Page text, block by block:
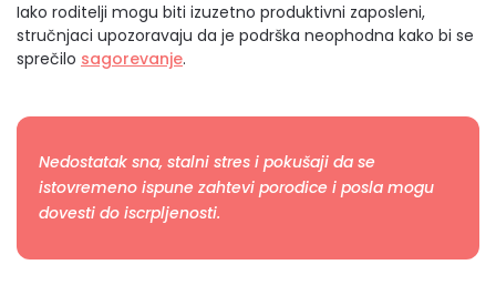
Iako roditelji mogu biti izuzetno produktivni zaposleni,
stručnjaci upozoravaju da je podrška neophodna kako bi se
sprečilo sagorevanje.
Nedostatak sna, stalni stres i pokušaji da se
istovremeno ispune zahtevi porodice i posla mogu
dovesti do iscrpljenosti.